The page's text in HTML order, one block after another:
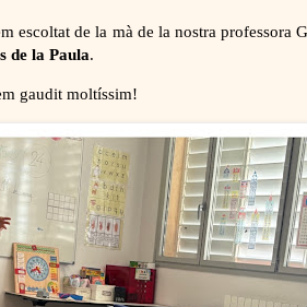
escoltat de la mà de la nostra professora
de la Paula.
gaudit moltíssim!